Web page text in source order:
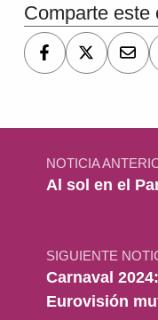
Comparte este
Navegación de entradas
NOTICIA
Al sol en el
SIGUIENTE
Carnaval
Eurovisión